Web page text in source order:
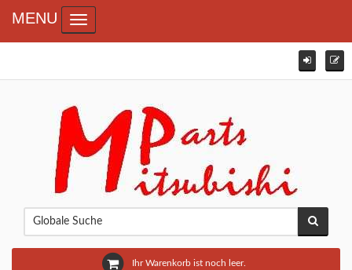
Ihr Warenkorb ist noch leer.
MENU Toggle navigation